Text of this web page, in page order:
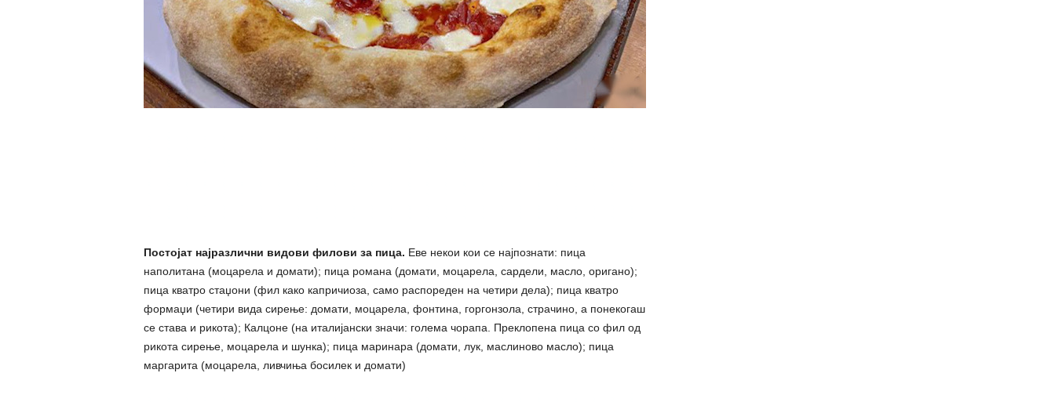
Постојат најразлични видови филови за пица. Еве некои кои се најпознати: пица
наполитана (моцарела и домати); пица романа (домати, моцарела, сардели, масло, оригано);
пица кватро стаџони (фил како капричиоза, само распореден на четири дела); пица кватро
формаџи (четири вида сирење: домати, моцарела, фонтина, горгонзола, страчино, а понекогаш
се става и рикота); Калцоне (на италијански значи: голема чорапа. Преклопена пица со фил од
рикота сирење, моцарела и шунка); пица маринара (домати, лук, маслиново масло); пица
маргарита (моцарела, ливчиња босилек и домати)